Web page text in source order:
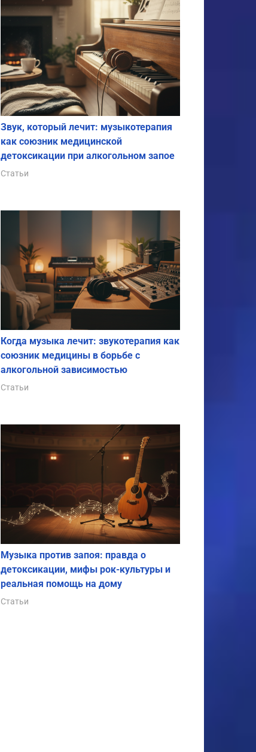
Звук, который лечит: музыкотерапия
как союзник медицинской
детоксикации при алкогольном запое
Статьи
Когда музыка лечит: звукотерапия как
союзник медицины в борьбе с
алкогольной зависимостью
Статьи
Музыка против запоя: правда о
детоксикации, мифы рок-культуры и
реальная помощь на дому
Статьи